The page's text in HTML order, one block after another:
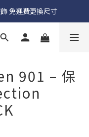
免運費更換尺寸
901 – 保